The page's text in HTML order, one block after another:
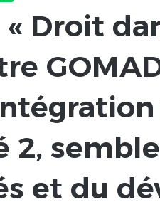
« Droit
2,
et du